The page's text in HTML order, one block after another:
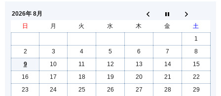
2026年 8月
日
月 火 水 木 金
土
1
2
3 4 5 6 7
8
9
10 11 12 13 14
15
16
17 18 19 20 21
22
23
24 25 26 27 28 29